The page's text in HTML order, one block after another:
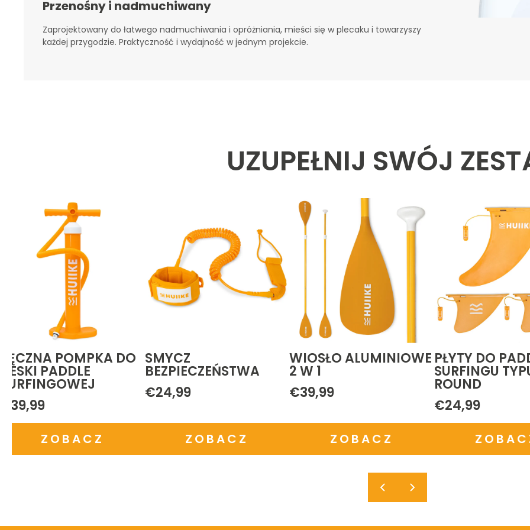
Przenośny i nadmuchiwany
Zaprojektowany do łatwego nadmuchiwania i opróżniania, mieści się w plecaku i towarzyszy
każdej przygodzie. Praktyczność i wydajność w jednym projekcie.
UZUPEŁNIJ SWÓJ
ZOBACZ
WIOSŁO ALUMINIOWE
2 W 1
€39,99
ZOBACZ
PŁYTY DO PADDLE
SURFINGU TYPU ALL
ROUND
ZOBACZ
PODNÓŻKA
€14,99
ZOBACZ